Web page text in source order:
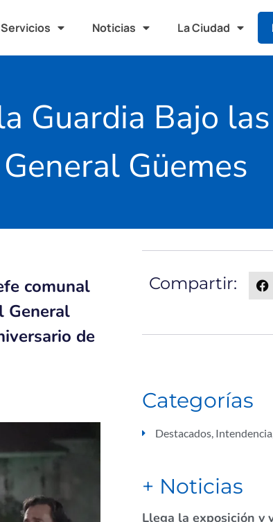
Noticias La Ciudad
Guardia Bajo
Güemes
comunal
General
de
Compartir:
Categorías
Destacados, Intendencia
+ Noticias
Llega la exposición y